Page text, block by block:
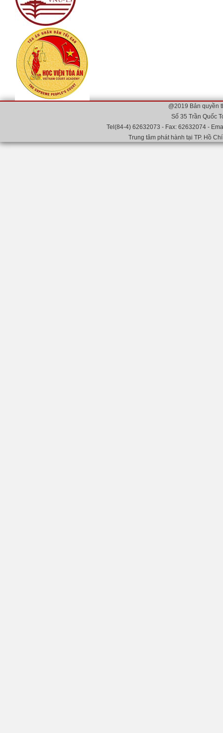
@2019 Bản quyền
Số 35 Trần Quốc
Tel(84-4) 62632073 - Fax: 62632074 -
Trung tâm phát hành tại TP. Hồ